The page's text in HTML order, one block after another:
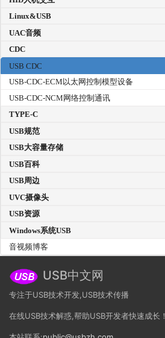
Linux&USB
UAC音频
CDC
USB CDC
USB-CDC-ECM以太网控制模型设备
USB-CDC-NCM网络控制通讯
TYPE-C
USB规范
USB大容量存储
USB百科
USB周边
UVC摄像头
USB资源
Windows系统USB
音视频博客
USB中文网
专注于USB技术开发,USB技术传播
在线USB技术解惑,帮助USB开发者快速成长！